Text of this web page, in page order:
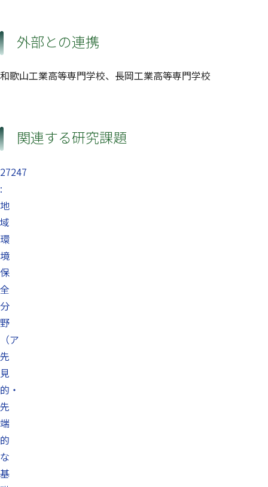
外部との連携
和歌山工業高等専門学校、長岡工業高等専門学校
関連する研究課題
27247
:
地
域
環
境
保
全
分
野
（ア
先
見
的・
先
端
的
な
基